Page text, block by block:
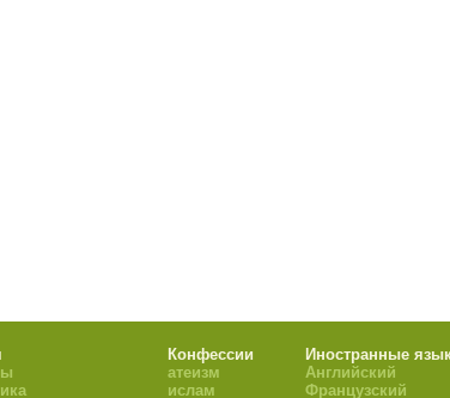
Конфессии
атеизм
ислам
Иностранные
Английский
Французский